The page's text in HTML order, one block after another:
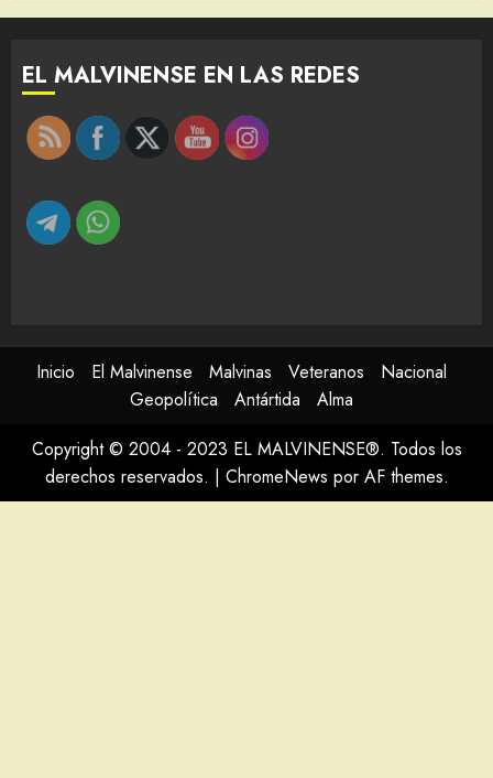
EL MALVINENSE EN LAS REDES
Inicio El Malvinense Malvinas Veteranos
Nacional
Geopolítica
Antártida
Alma
Copyright © 2004 - 2023 EL MALVINENSE®. Todos los
derechos reservados. | ChromeNews por AF themes.